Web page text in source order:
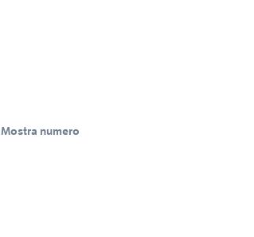
Mostra numero